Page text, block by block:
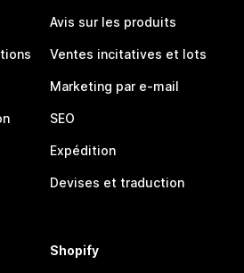
Avis sur les produits
Ventes incitatives et lots
Marketing par e-mail
SEO
Expédition
Devises et traduction
Shopify